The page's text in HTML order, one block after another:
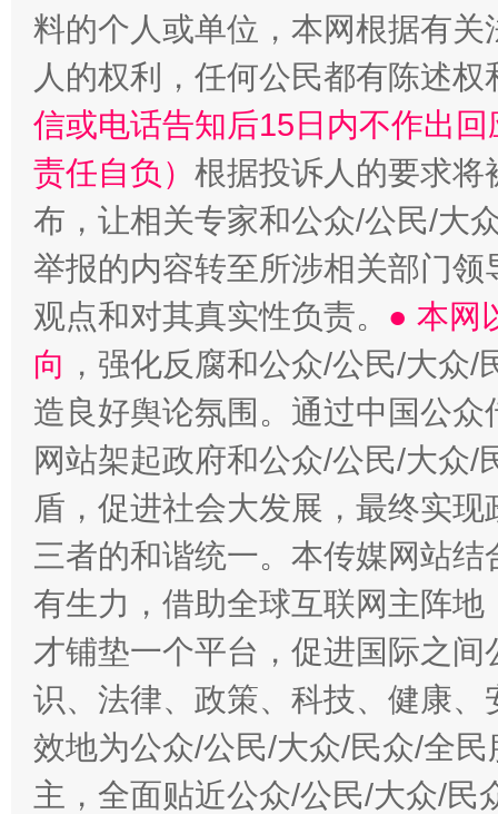
料的个人或单位，本网根据有
人的权利，任何公民都有陈述
信或电话告知后15日内不作出
责任自负） 根据投诉人的要求将
布，让相关专家和公众/公民/大
举报的内容转至所涉相关部门
观点和对其真实性负责。 ● 本网
向 ，强化反腐和公众/公民/大众
造良好舆论氛围。通过中国公
网站架起政府和公众/公民/大众
盾，促进社会大发展，最终实
三者的和谐统一。本传媒网站
有生力，借助全球互联网主阵
才铺垫一个平台，促进国际之
识、法律、政策、科技、健康
效地为公众/公民/大众/民众/全
主，全面贴近公众/公民/大众/民